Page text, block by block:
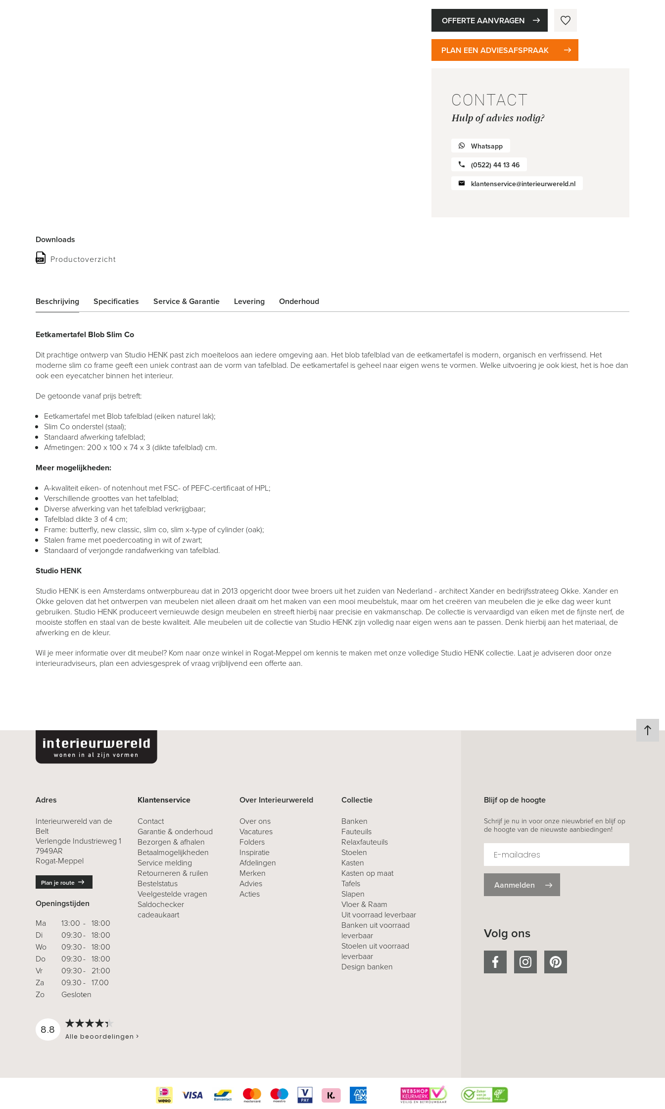
OFFERTE AANVRAGEN
PLAN EEN ADVIESAFSPRAAK
CONTACT
Hulp of advies nodig?
Whatsapp
(0522) 44 13 46
klantenservice@interieurwereld.nl
Downloads
Productoverzicht
Beschrijving
Eetkamertafel Blob Slim Co
Dit prachtige ontwerp van Studio HENK past zich moeiteloos aan iedere omgeving aan. Het blob tafelblad van de eetkamertafel is modern, organisch en verfrissend. Het
moderne slim co frame geeft een uniek contrast aan de vorm van tafelblad. De eetkamertafel is geheel naar eigen wens te vormen. Welke uitvoering je ook kiest, het is hoe dan
ook een eyecatcher binnen het interieur.
De getoonde vanaf prijs betreft:
Eetkamertafel met Blob tafelblad (eiken naturel lak);
Slim Co onderstel (staal);
Standaard afwerking tafelblad;
Afmetingen: 200 x 100 x 74 x 3 (dikte tafelblad) cm.
Meer mogelijkheden:
A-kwaliteit eiken- of notenhout met FSC- of PEFC-certificaat of HPL;
Verschillende groottes van het tafelblad;
Diverse afwerking van het tafelblad verkrijgbaar;
Tafelblad dikte 3 of 4 cm;
Frame: butterfly, new classic, slim co, slim x-type of cylinder (oak);
Stalen frame met poedercoating in wit of zwart;
Standaard of verjongde randafwerking van tafelblad.
Studio HENK
Studio HENK is een Amsterdams ontwerpbureau dat in 2013 opgericht door twee broers uit het zuiden van Nederland - architect Xander en bedrijfsstrateeg Okke. Xander en
Okke geloven dat het ontwerpen van meubelen niet alleen draait om het maken van een mooi meubelstuk, maar om het creëren van meubelen die je elke dag weer kunt
gebruiken. Studio HENK produceert vernieuwde design meubelen en streeft hierbij naar precisie en vakmanschap. De collectie is vervaardigd van eiken met de fijnste nerf, de
mooiste stoffen en staal van de beste kwaliteit. Alle meubelen uit de collectie van Studio HENK zijn volledig naar eigen wens aan te passen. Denk hierbij aan het materiaal, de
afwerking en de kleur.
Wil je meer informatie over dit meubel? Kom naar onze winkel in Rogat-Meppel om kennis te maken met onze volledige Studio HENK collectie. Laat je adviseren door onze
interieuradviseurs, plan een adviesgesprek of vraag vrijblijvend een offerte aan.
Specificaties Service & Garantie Levering Onderhoud
Adres
Interieurwereld van de
Belt
Verlengde Industrieweg 1
7949AR
Rogat-Meppel
Plan je route
Openingstijden
Ma
Di
Wo
Do
Vr
Za
Zo
13:00 - 18:00
09:30- 18:00
09:30- 18:00
09:30- 18:00
09:30-
21:00
09.30- 17.00
Gesloten
-
Klantenservice
Contact
Garantie & onderhoud
Bezorgen & afhalen
Betaalmogelijkheden
Service melding
Retourneren & ruilen
Bestelstatus
Veelgestelde vragen
Saldochecker
cadeaukaart
Over Interieurwereld
Over ons
Vacatures
Folders
Inspiratie
Afdelingen
Merken
Advies
Acties
Collectie
Banken
Fauteuils
Relaxfauteuils
Stoelen
Kasten
Kasten op maat
Tafels
Slapen
Vloer & Raam
Uit voorraad leverbaar
Banken uit voorraad
leverbaar
Stoelen uit voorraad
leverbaar
Design banken
8.8
Alle beoordelingen >
Blijf op de hoogte
Schrijf je nu in voor onze nieuwbrief en blijf op
de hoogte van de nieuwste aanbiedingen!
Aanmelden
Volg ons